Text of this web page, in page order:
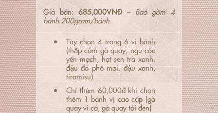
Giá bán: 685,000VNĐ–Bao gồm 4
bánh 200gram/bánh
Tùy chọn 4 trong 6 vị bánh
(thập cẩm gà quay, ngũ cốc
yến mạch, hạt sen trà xanh,
đậu đỏ phô mai, đậu xanh,
tiramisu)
Chỉ thêm 60,000đ khi chọn
thêm 1 bánh vị cao cấp (gà
quay vi cá, gà quay tỏi đen)